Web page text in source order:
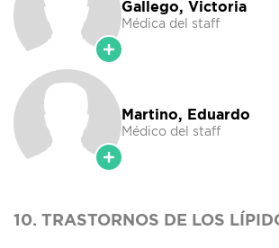
Gallego, Victoria
Médica del staff
Martino, Eduardo
Médico del staff
10. TRASTORNOS DE LOS